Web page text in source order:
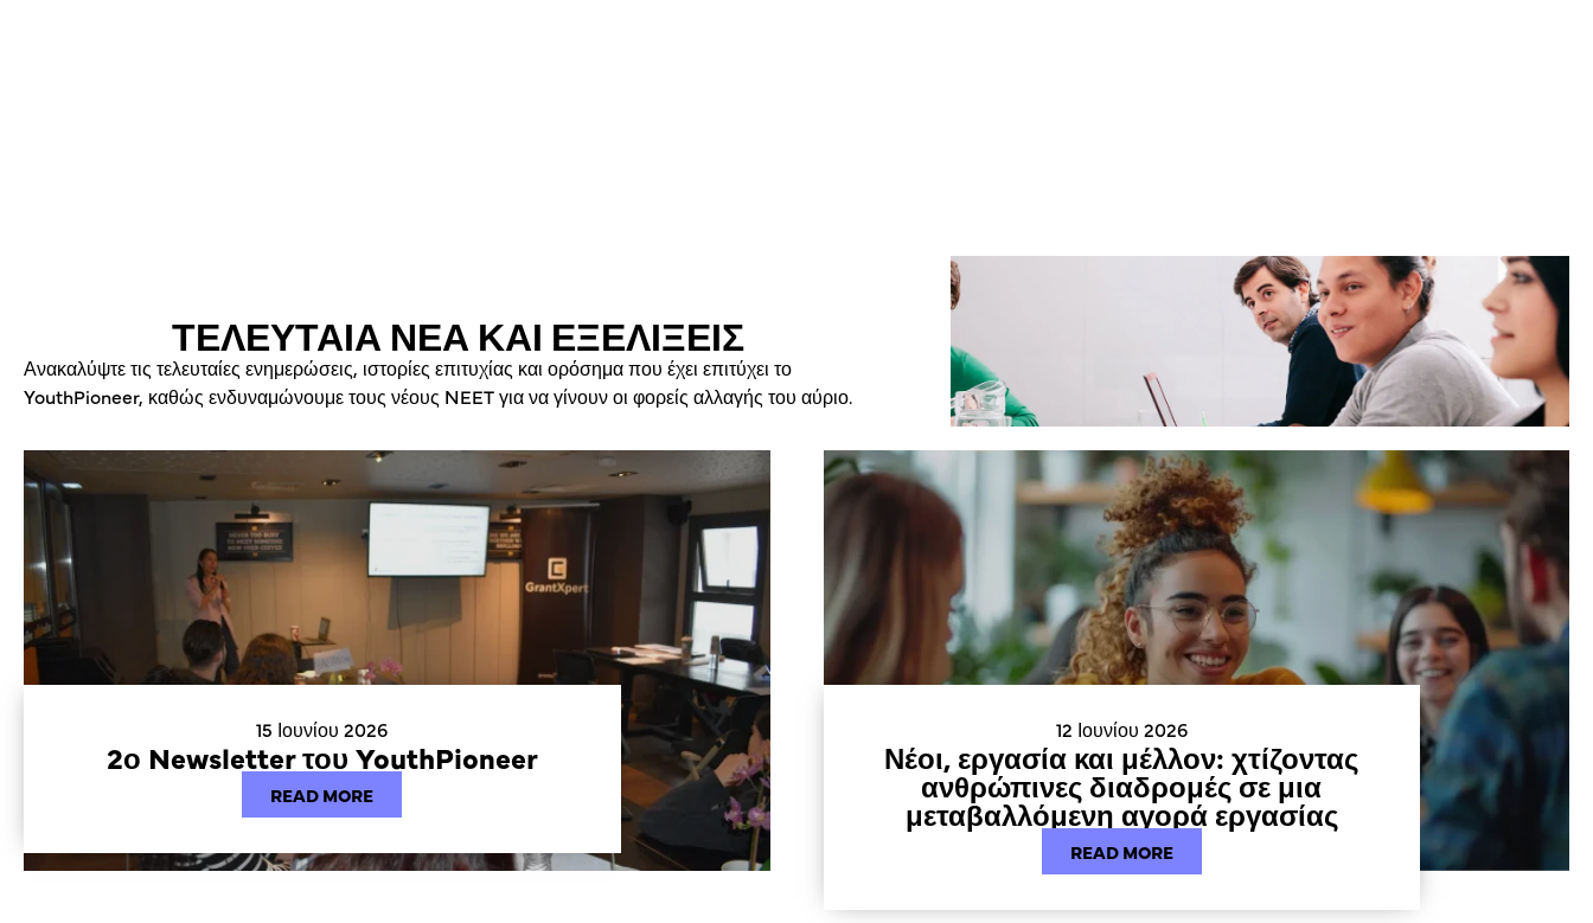
ΤΕΛΕΥΤΑΙΑ ΝΕΑ ΚΑΙ ΕΞΕΛΙΞΕΙΣ
Ανακαλύψτε τις τελευταίες ενημερώσεις, ιστορίες επιτυχίας και ορόσημα που έχει επιτύχει το
YouthPioneer, καθώς ενδυναμώνουμε τους νέους NEET για να γίνουν οι φορείς αλλαγής του αύριο.
15 Ιουνίου 2026
2ο Newsletter του YouthPioneer
READ MORE
12 Ιουνίου 2026
Νέοι, εργασία και μέλλον: χτίζοντας
ανθρώπινες διαδρομές σε μια
μεταβαλλόμενη αγορά εργασίας
READ MORE